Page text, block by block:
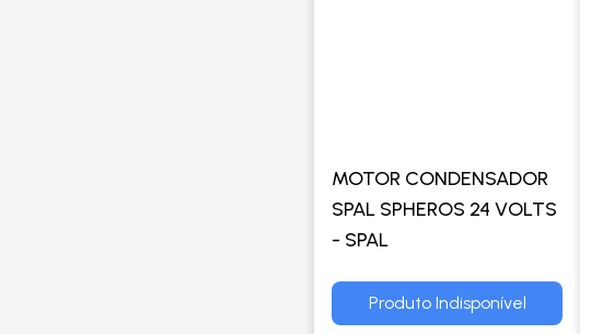
MOTOR CONDENSADOR
SPAL SPHEROS 24 VOLTS
- SPAL
Produto Indisponível